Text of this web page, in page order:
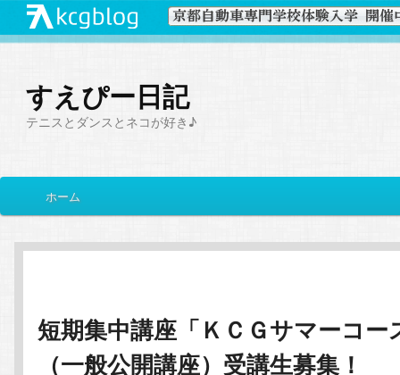
すえぴー日記
テニスとダンスとネコが好き♪
イ
メ
イ
コ
サ
ブ
ン
ホーム
短期集中講座「ＫＣＧサマーコー
（一般公開講座）受講生募集！